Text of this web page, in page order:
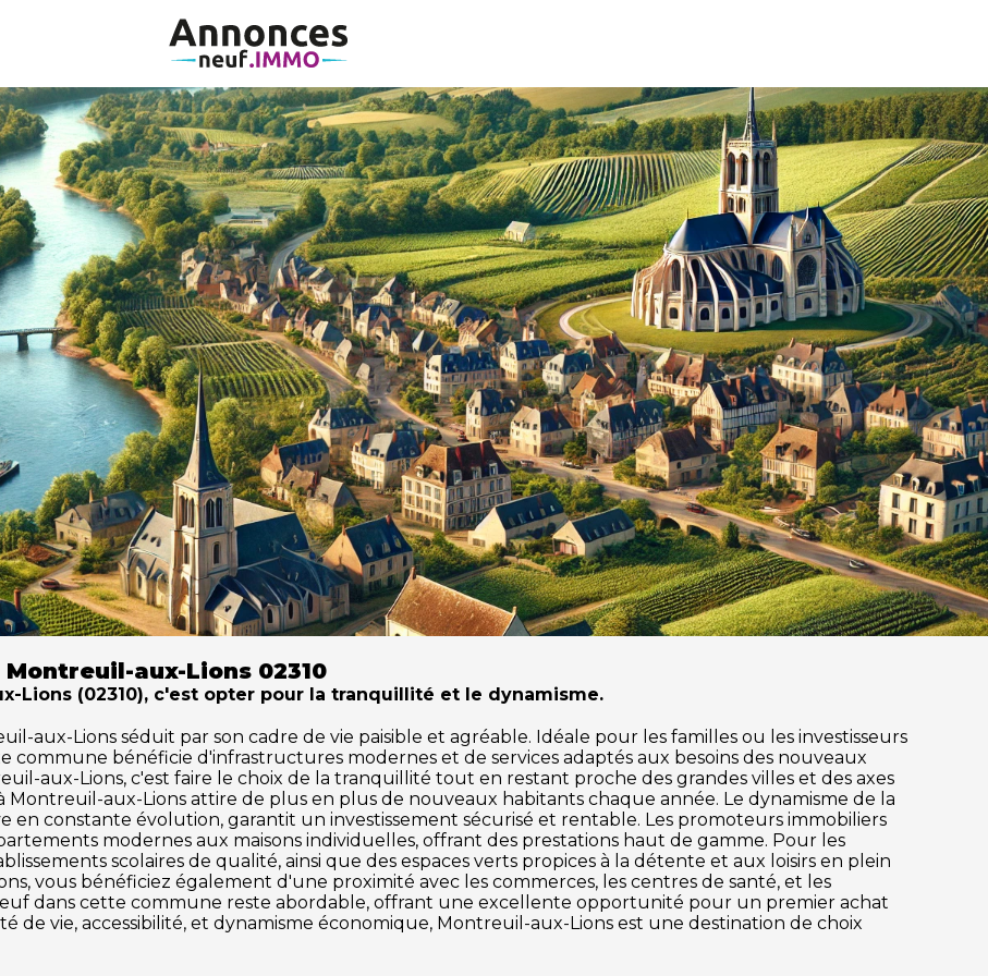
aux-Lions 02310
Lions (02310), c'est opter pour la tranquillité et le dynamisme.
aux-Lions séduit par son cadre de vie paisible et agréable. Idéale pour les familles ou les investisseurs
bénéficie d'infrastructures modernes et de services adaptés aux besoins des nouveaux
aux-Lions, c'est faire le choix de la tranquillité tout en restant proche des grandes villes et des axes
Montreuil-aux-Lions attire de plus en plus de nouveaux habitants chaque année. Le dynamisme de la
en constante évolution, garantit un investissement sécurisé et rentable. Les promoteurs immobiliers
modernes aux maisons individuelles, offrant des prestations haut de gamme. Pour les
scolaires de qualité, ainsi que des espaces verts propices à la détente et aux loisirs en plein
vous bénéficiez également d'une proximité avec les commerces, les centres de santé, et les
dans cette commune reste abordable, offrant une excellente opportunité pour un premier achat
de vie, accessibilité, et dynamisme économique, Montreuil-aux-Lions est une destination de choix